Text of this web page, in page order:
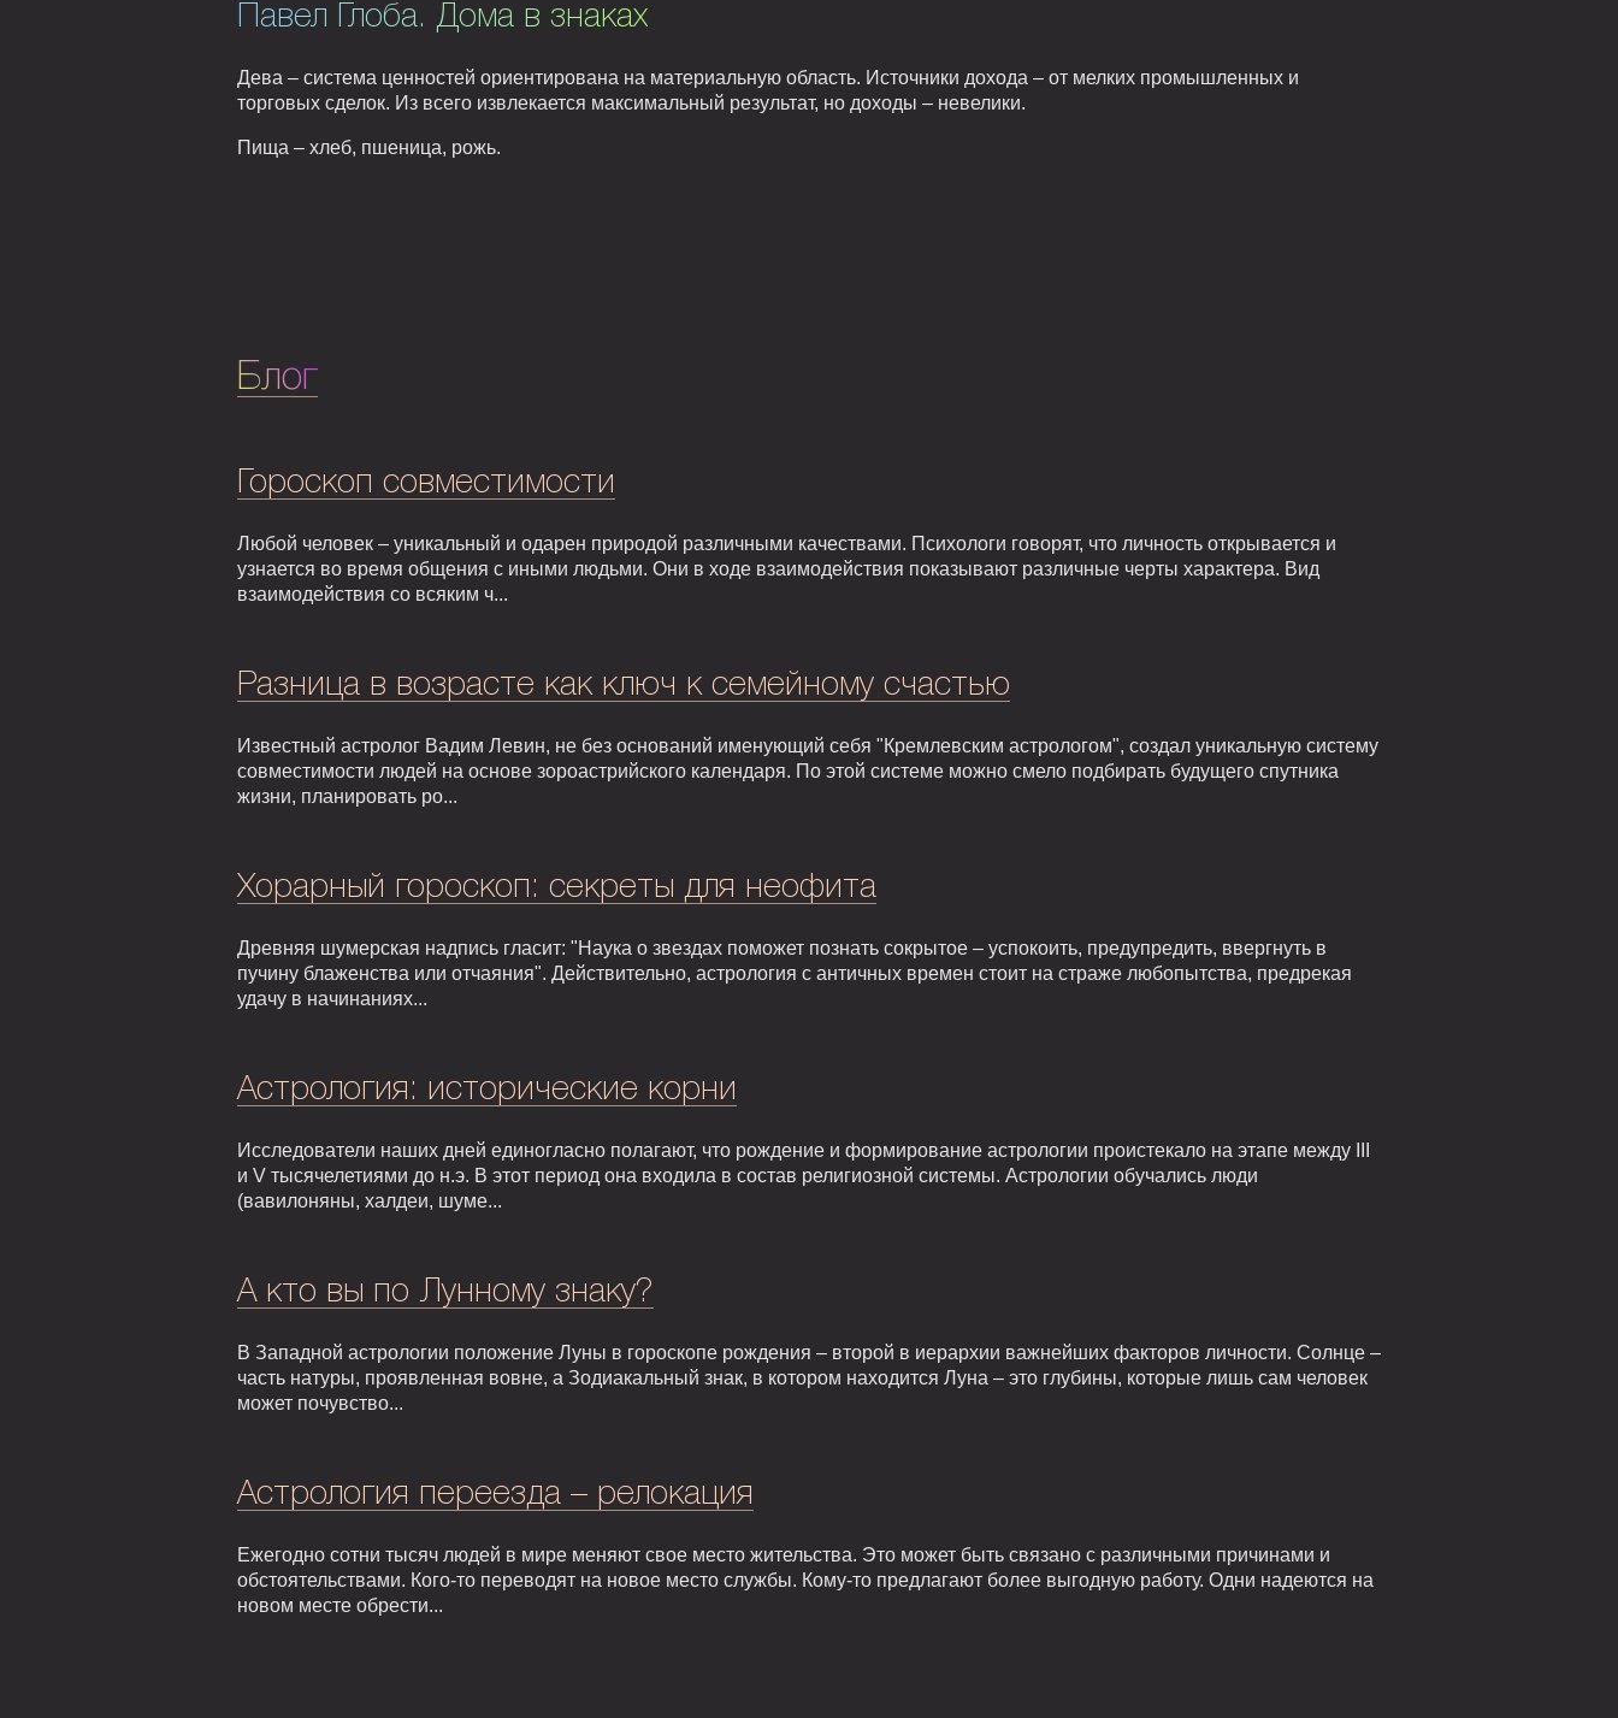
Павел Глоба. Дома в знаках
Дева – система ценностей ориентирована на материальную область. Источники дохода – от мелких промышленных и
торговых сделок. Из всего извлекается максимальный результат, но доходы – невелики.
Пища – хлеб, пшеница, рожь.
Блог
Гороскоп совместимости
Любой человек – уникальный и одарен природой различными качествами. Психологи говорят, что личность открывается и
узнается во время общения с иными людьми. Они в ходе взаимодействия показывают различные черты характера. Вид
взаимодействия со всяким ч...
Разница в возрасте как ключ к семейному счастью
Известный астролог Вадим Левин, не без оснований именующий себя "Кремлевским астрологом", создал уникальную систему
совместимости людей на основе зороастрийского календаря. По этой системе можно смело подбирать будущего спутника
жизни, планировать ро...
Хорарный гороскоп: секреты для неофита
Древняя шумерская надпись гласит: "Наука о звездах поможет познать сокрытое – успокоить, предупредить, ввергнуть в
пучину блаженства или отчаяния". Действительно, астрология с античных времен стоит на страже любопытства, предрекая
удачу в начинаниях...
Астрология: исторические корни
Исследователи наших дней единогласно полагают, что рождение и формирование астрологии проистекало на этапе между III
и V тысячелетиями до н.э. В этот период она входила в состав религиозной системы. Астрологии обучались люди
(вавилоняны, халдеи, шуме...
А кто вы по Лунному знаку?
В Западной астрологии положение Луны в гороскопе рождения – второй в иерархии важнейших факторов личности. Солнце –
часть натуры, проявленная вовне, а Зодиакальный знак, в котором находится Луна – это глубины, которые лишь сам человек
может почувство...
Астрология переезда – релокация
Ежегодно сотни тысяч людей в мире меняют свое место жительства. Это может быть связано с различными причинами и
обстоятельствами. Кого-то переводят на новое место службы. Кому-то предлагают более выгодную работу. Одни надеются на
новом месте обрести...